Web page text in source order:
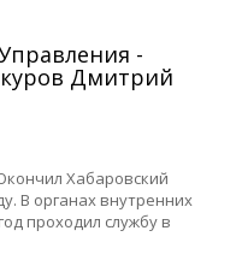
-
Дмитрий
Хабаровский
В органах внутренних
проходил службу в